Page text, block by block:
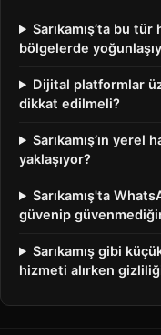
Sarıkamış’ta bu
bölgelerde
Dijital platformlar
dikkat edilmeli?
Sarıkamış’ın yerel
yaklaşıyor?
Sarıkamış'ta
güvenip
Sarıkamış gibi
hizmeti alırken